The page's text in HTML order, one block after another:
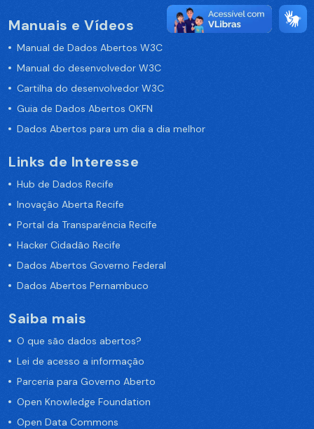
Manuais e Vídeos
Manual de Dados Abertos W3C
Manual do desenvolvedor W3C
Cartilha do desenvolvedor W3C
Guia de Dados Abertos OKFN
Dados Abertos para um dia a dia melhor
Links de Interesse
Hub de Dados Recife
Inovação Aberta Recife
Portal da Transparência Recife
Hacker Cidadão Recife
Dados Abertos Governo Federal
Dados Abertos Pernambuco
Saiba mais
O que são dados abertos?
Lei de acesso a informação
Parceria para Governo Aberto
Open Knowledge Foundation
Open Data Commons